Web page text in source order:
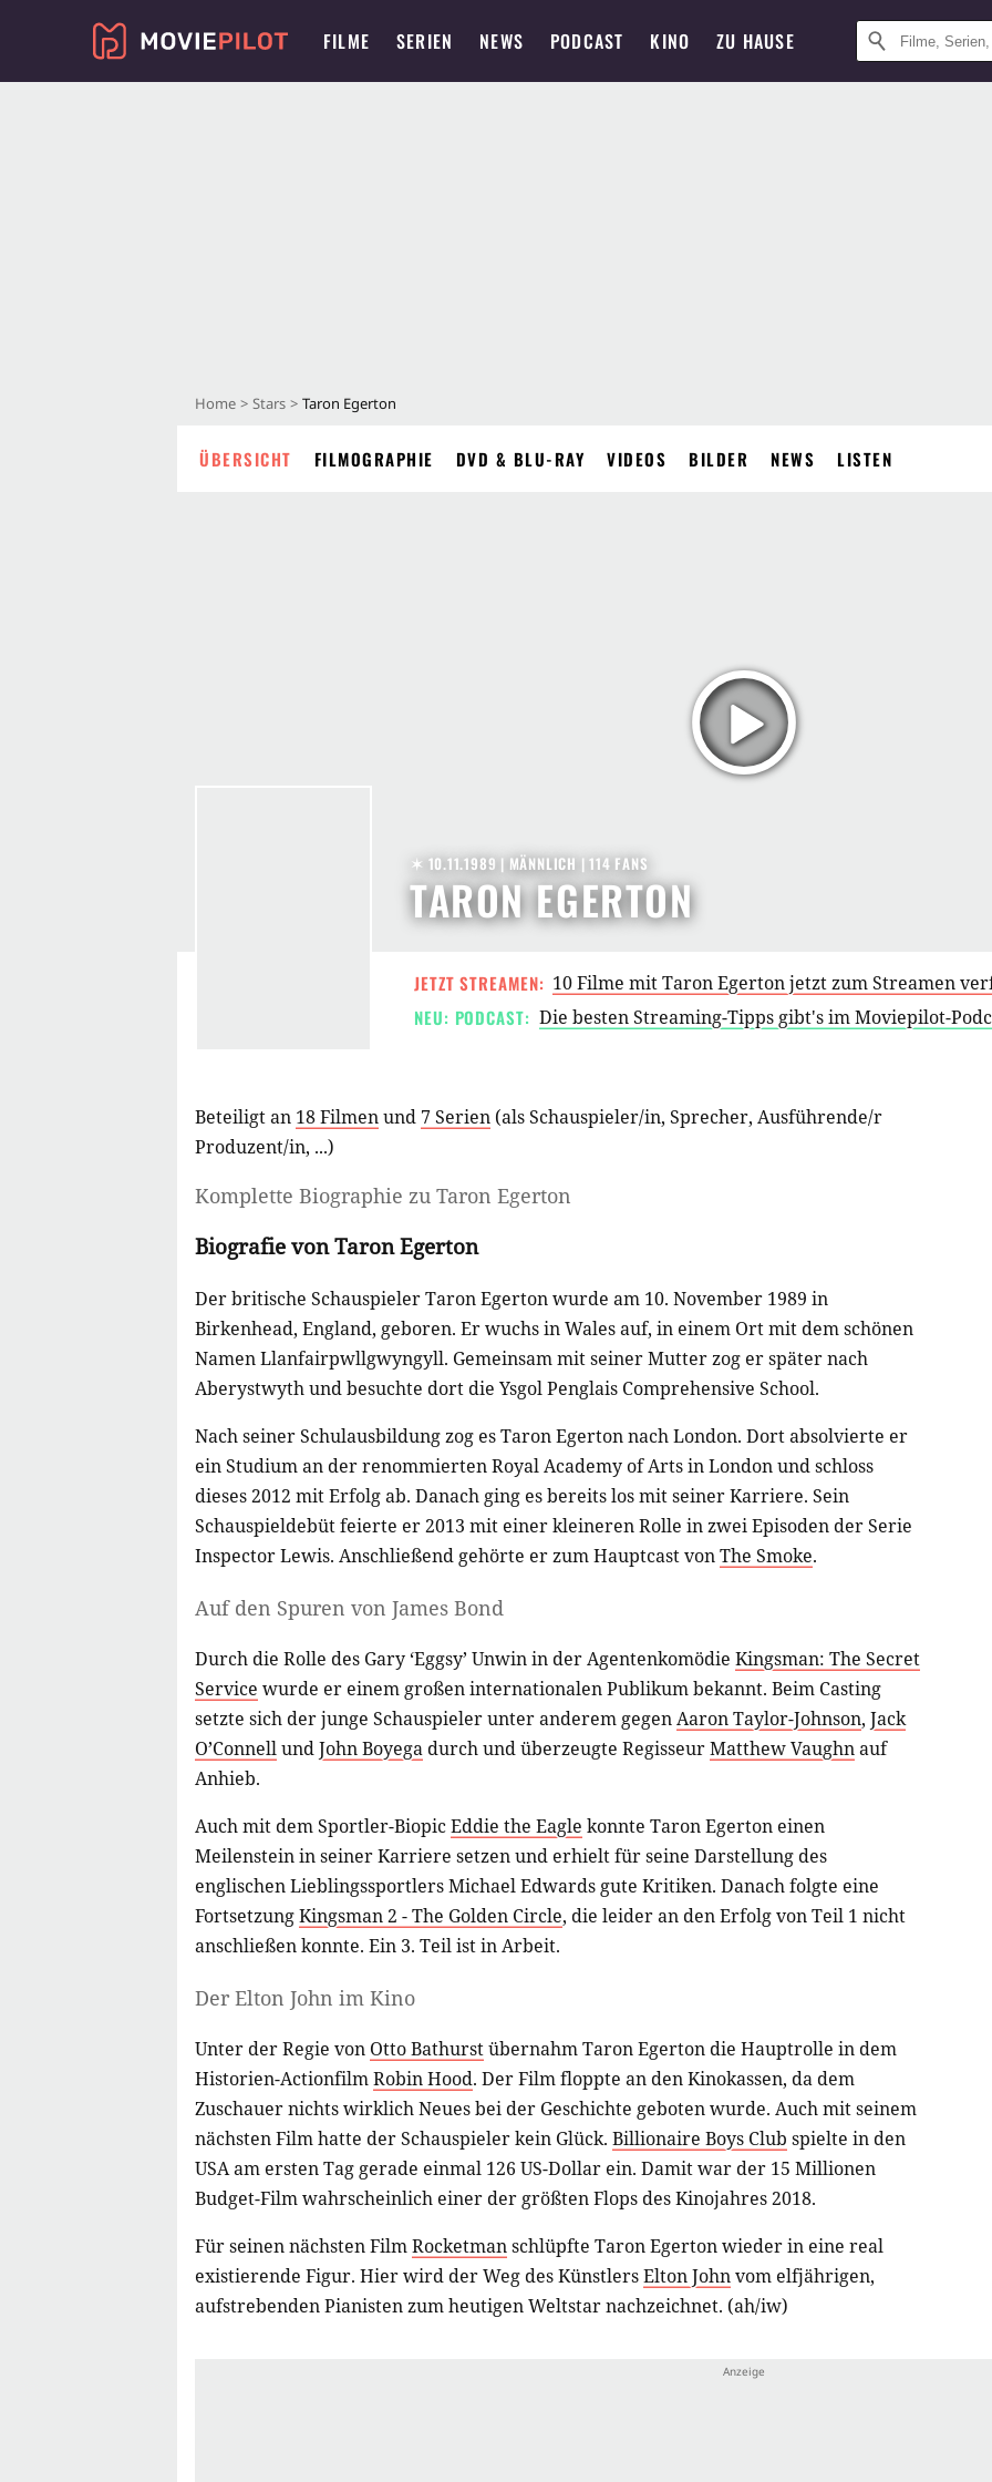
FILME SERIEN NEWS PODCAST KINO ZU HAUSE
Home Stars Taron Egerton
ÜBERSICHT FILMOGRAPHIE DVD & BLU-RAY VIDEOS BILDER NEWS LISTEN
TARON EGERTON
✶ 10.11.1989 | MÄNNLICH | 114 FANS
JETZT STREAMEN: 10 Filme mit Taron Egerton jetzt zum Streamen
NEU: PODCAST: Die besten Streaming-Tipps gibt's im Moviepilot-
Beteiligt an 18 Filmenund 7 Serien (alsSchauspieler/in, Sprecher, Ausführende/r
Produzent/in, ...)
Komplette Biographie zu Taron Egerton
Biografie von Taron Egerton
Der britische Schauspieler Taron Egerton wurde am 10. November 1989 in
Birkenhead, England, geboren. Er wuchs in Wales auf, in einem Ort mit dem schönen
Namen Llanfairpwllgwyngyll. Gemeinsam mit seiner Mutter zog er später nach
Aberystwyth und besuchte dort die Ysgol Penglais Comprehensive School.
Nach seiner Schulausbildung zog es Taron Egerton nach London. Dort absolvierte er
ein Studium an der renommierten Royal Academy of Arts in London und schloss
dieses 2012 mit Erfolg ab. Danach ging es bereits los mit seiner Karriere. Sein
Schauspieldebüt feierte er 2013 mit einer kleineren Rolle in zwei Episoden der Serie
Inspector Lewis. Anschließend gehörte er zum Hauptcast vonThe Smoke.
Auf den Spuren von James Bond
Durch die Rolle des Gary ‘Eggsy’ Unwin in der Agentenkomödie Kingsman: The Secret
Service wurde er einem großen internationalen Publikum bekannt. Beim Casting
setzte sich der junge Schauspieler unter anderem gegenAaron Taylor-Johnson, Jack
O’ConnellundJohn Boyega durch und überzeugte RegisseurMatthew Vaughnauf
Anhieb.
Auch mit dem Sportler-BiopicEddie the Eagle konnte Taron Egerton einen
Meilenstein in seiner Karriere setzen und erhielt für seine Darstellung des
englischen Lieblingssportlers Michael Edwards gute Kritiken. Danach folgte eine
FortsetzungKingsman 2 - The Golden Circle, die leider an den Erfolg von Teil 1 nicht
anschließen konnte. Ein 3. Teil ist in Arbeit.
Der Elton John im Kino
Unter der Regie von Otto Bathurstübernahm Taron Egerton die Hauptrolle in dem
Historien-ActionfilmRobin Hood. Der Film floppte an den Kinokassen, da dem
Zuschauer nichts wirklich Neues bei der Geschichte geboten wurde. Auch mit seinem
nächsten Film hatte der Schauspieler kein Glück. Billionaire Boys Club spielte in den
USA am ersten Tag gerade einmal 126 US-Dollar ein. Damit war der 15 Millionen
Budget-Film wahrscheinlich einer der größten Flops des Kinojahres 2018.
Für seinen nächsten FilmRocketmanschlüpfte Taron Egerton wieder in eine real
existierende Figur. Hier wird der Weg des KünstlersElton Johnvom elfjährigen,
aufstrebenden Pianisten zum heutigen Weltstar nachzeichnet. (ah/iw)